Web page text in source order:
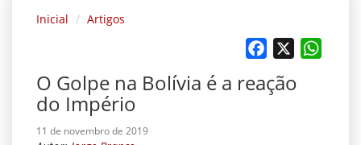
Inicial Artigos
Facebook
O Golpe na Bolívia é a reação
do Império
11 de novembro de 2019